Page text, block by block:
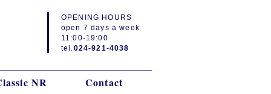
OPENING HOURS
open 7 days a week
11:00-19:00
tel. 024-921-4038
NR Contact